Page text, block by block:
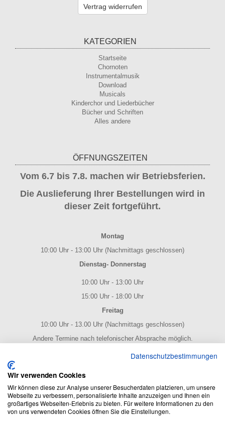
Vertrag widerrufen
KATEGORIEN
Startseite
Chornoten
Instrumentalmusik
Download
Musicals
Kinderchor und Liederbücher
Bücher und Schriften
Alles andere
ÖFFNUNGSZEITEN
Vom 6.7 bis 7.8. machen wir Betriebsferien.
Die Auslieferung Ihrer Bestellungen wird in
dieser Zeit fortgeführt.
Montag
10:00 Uhr - 13:00 Uhr (Nachmittags geschlossen)
Dienstag- Donnerstag
10:00 Uhr - 13:00 Uhr
15:00 Uhr - 18:00 Uhr
Freitag
10:00 Uhr - 13.00 Uhr (Nachmittags geschlossen)
Andere Termine nach telefonischer Absprache möglich.
NOTENPOST BY ERES EditionDatenschutzbestimmungen
Wir verwenden Cookies
Wir können diese zur Analyse unserer Besucherdaten platzieren, um unsere
Webseite zu verbessern, personalisierte Inhalte anzuzeigen und Ihnen ein
großartiges Webseiten-Erlebnis zu bieten. Für weitere Informationen zu den
von uns verwendeten Cookies öffnen Sie die Einstellungen.